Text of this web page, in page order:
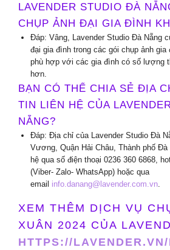
LAVENDER STUDIO ĐÀ
CHỤP ẢNH ĐẠI GIA ĐÌNH
Đáp: Vâng, Lavender Studio Đà Nẵng
đại gia đình trong các gói chụp ảnh gia
phù hợp với các gia đình có số lượng
hơn.
BẠN CÓ THỂ CHIA SẺ ĐỊA
TIN LIÊN HỆ CỦA
NẴNG?
Đáp: Địa chỉ của Lavender Studio Đà
Vương, Quận Hải Châu, Thành phố
hệ qua số điện thoại 0236 360 6868,
(Viber- Zalo- WhatsApp) hoặc qua
email info.danang@lavender.com.vn
XEM THÊM DỊCH VỤ
XUÂN 2024 CỦA
HTTPS://